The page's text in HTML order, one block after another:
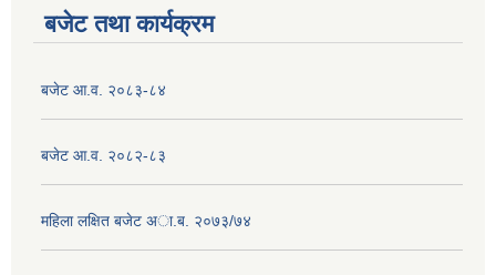
बजेट तथा कार्यक्रम
बजेट आ.व. २०८३-८४
बजेट आ.व. २०८२-८३
महिला लक्षित बजेट अा.ब. २०७३/७४